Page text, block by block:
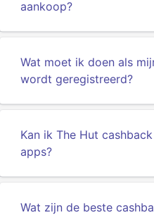
aankoop?
Wat moet ik doen als
wordt geregistreerd?
Kan ik The Hut
apps?
Wat zijn de beste